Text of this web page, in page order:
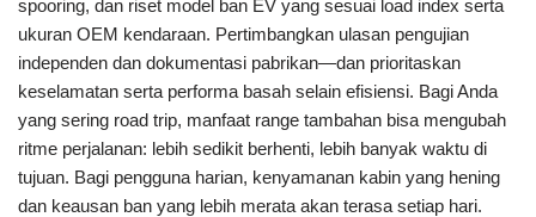
spooring, dan riset model ban EV yang sesuai load index serta
ukuran OEM kendaraan. Pertimbangkan ulasan pengujian
independen dan dokumentasi pabrikan—dan prioritaskan
keselamatan serta performa basah selain efisiensi. Bagi Anda
yang sering road trip, manfaat range tambahan bisa mengubah
ritme perjalanan: lebih sedikit berhenti, lebih banyak waktu di
tujuan. Bagi pengguna harian, kenyamanan kabin yang hening
dan keausan ban yang lebih merata akan terasa setiap hari.